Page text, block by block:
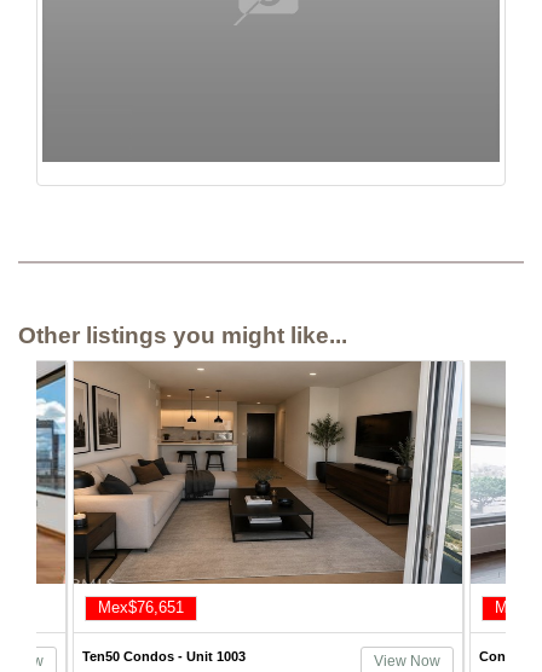
Other listings you might like...
Now
Mex$76,651
Ten50 Condos - Unit 1003
View Now
Concerto